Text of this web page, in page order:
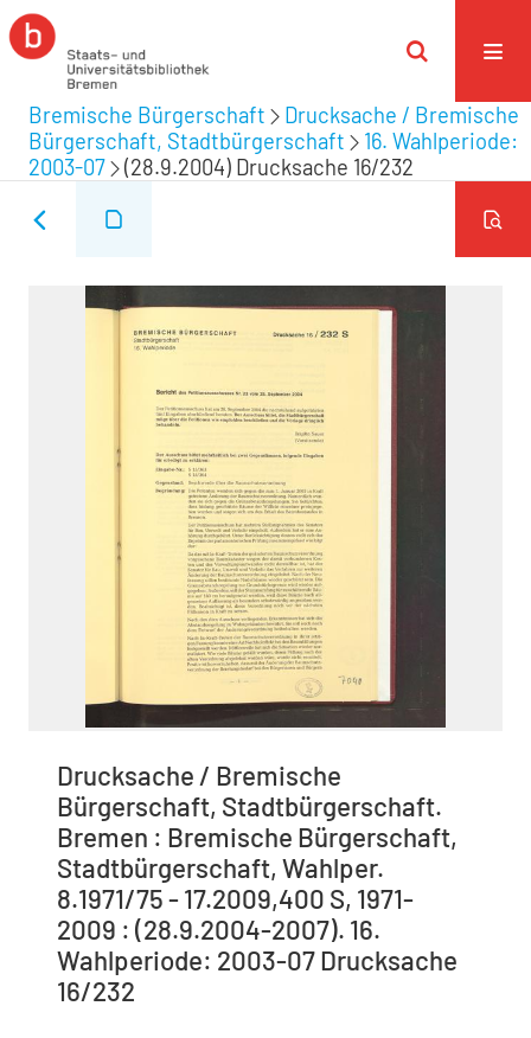
Bremische Bürgerschaft
Drucksache / Bremische
Bürgerschaft, Stadtbürgerschaft
16. Wahlperiode:
2003-07
(28.9.2004) Drucksache 16/232
Drucksache / Bremische
Bürgerschaft, Stadtbürgerschaft.
Bremen : Bremische Bürgerschaft,
Stadtbürgerschaft, Wahlper.
8.1971/75 - 17.2009,400 S, 1971-
2009 : (28.9.2004-2007). 16.
Wahlperiode: 2003-07 Drucksache
16/232